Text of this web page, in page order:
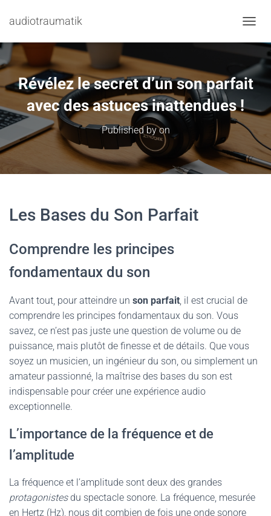
audiotraumatik
Révélez le secret d’un son parfait
avec des astuces inattendues !
Published byon
Les Bases du Son Parfait
Comprendre les principes
fondamentaux du son
Avant tout, pour atteindre un son parfait, il est crucial de
comprendre les principes fondamentaux du son. Vous
savez, ce n’est pas juste une question de volume ou de
puissance, mais plutôt de finesse et de détails. Que vous
soyez un musicien, un ingénieur du son, ou simplement un
amateur passionné, la maîtrise des bases du son est
indispensable pour créer une expérience audio
exceptionnelle.
L’importance de la fréquence et de
l’amplitude
La fréquence et l’amplitude sont deux des grandes
protagonistesdu spectacle sonore. La fréquence, mesurée
en Hertz (Hz), nous dit combien de fois une onde sonore